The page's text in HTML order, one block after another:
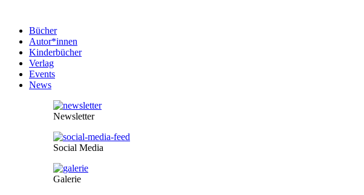
Bücher
Autor*innen
Kinderbücher
Verlag
Events
News
Newsletter
Social Media
Galerie